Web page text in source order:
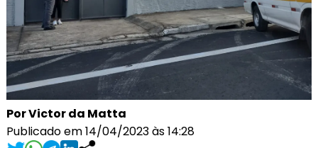
Por Victor da Matta
Publicado em 14/04/2023 às 14:28